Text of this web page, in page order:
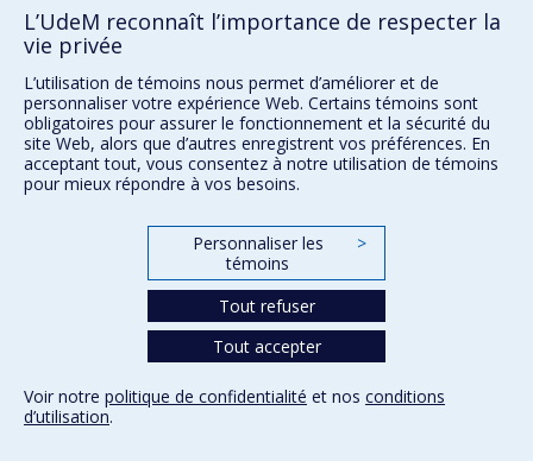
aux espaces publics leur qualité et identité, comme
leurs anciennes fonctions de lieux symboliques et
relationnels. Depuis la dernière partie du 20
l'attention s'est portée sur la durabilité
environnementale, ce qui a donné lieu à diverses
innovations et paradoxes technologiques.
L’architecture est devenue plus écologique, mais les
professionnels ont surtout considéré les espaces
publics comme des parties disjointes en ignorant la
justice spatiale. En conséquence, les communautés les
ont soit transformées, soit rejetées. Depuis
l'introduction des Objectifs de développement durable
des Nations Unies en 2015, la plupart des acteurs se
concentrent sur la durabilité environnementale et
économique au détriment de la durabilité sociale. Le
École de design
École d'urbanisme et d'architecture de paysage
Plan du site
Accessibilité
Conditions d’utilisation
L’UdeM reconnaît l’importance de respecter la
vie privée
L’utilisation de témoins nous permet d’améliorer et de
personnaliser votre expérience Web. Certains témoins sont
obligatoires pour assurer le fonctionnement et la sécurité du
site Web, alors que d’autres enregistrent vos préférences. En
acceptant tout, vous consentez à notre utilisation de témoins
pour mieux répondre à vos besoins.
Personnaliser les
témoins
>
Tout refuser
Tout accepter
Voir notre politique de confidentialité et nos conditions
d’utilisation.